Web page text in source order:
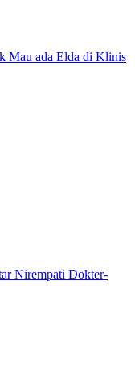
Mau ada Elda di Klinis
Nirempati Dokter-